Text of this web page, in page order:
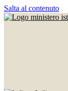
Salta al contenuto